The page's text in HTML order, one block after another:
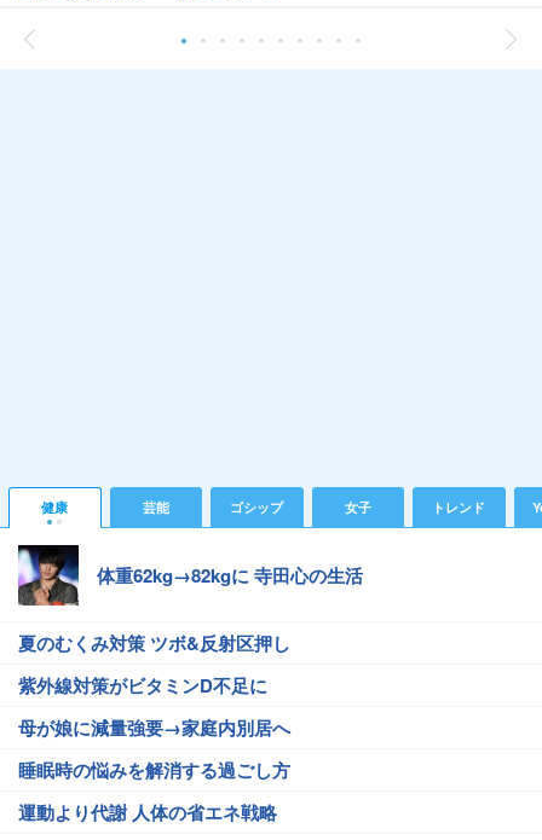
健康 芸能 ゴシップ 女子 トレンド
体重62kg→82kgに 寺田心の生活
夏のむくみ対策 ツボ&反射区押し
紫外線対策がビタミンD不足に
母が娘に減量強要→家庭内別居へ
睡眠時の悩みを解消する過ごし方
運動より代謝 人体の省エネ戦略